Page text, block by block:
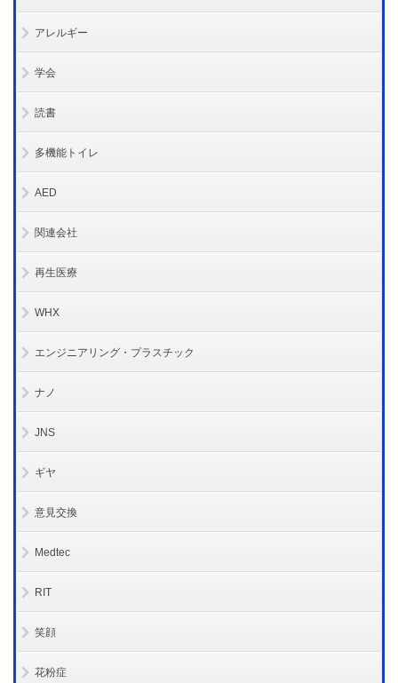
アレルギー
学会
読書
多機能トイレ
AED
関連会社
再生医療
WHX
エンジニアリング・プラスチック
ナノ
JNS
ギヤ
意見交換
Medtec
RIT
笑顔
花粉症